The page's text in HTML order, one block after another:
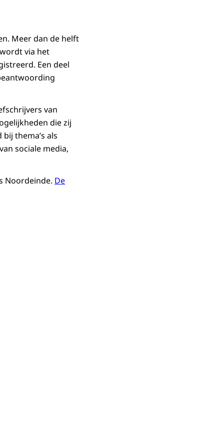
Meer dan de helft
via het
Een deel
van
die zij
thema’s als
sociale media,
Noordeinde. De